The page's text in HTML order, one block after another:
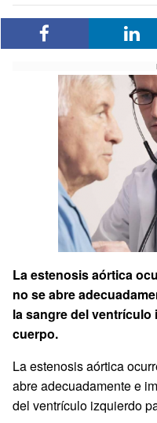
La estenosis aórtica
no se abre
la sangre del
cuerpo.
La estenosis aórtica
abre adecuadamente e
del ventrículo izquierdo